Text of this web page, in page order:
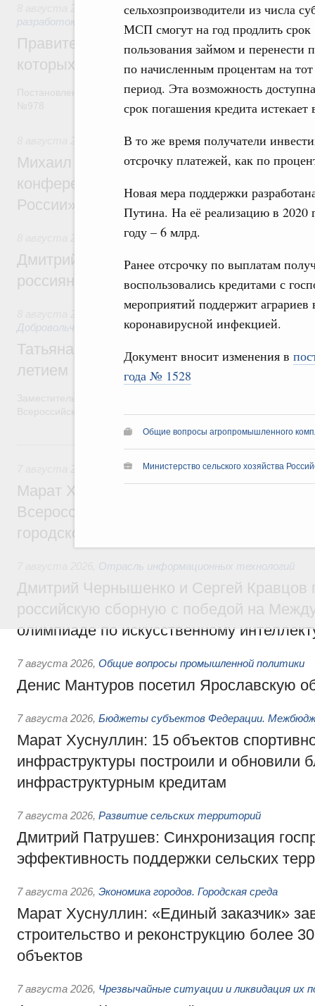
сельхозпроизводители из числа
МСП смогут на год продлить срок
пользования займом и перенести
по начисленным процентам на
период. Эта возможность
срок погашения кредита истекает
В то же время получатели
отсрочку платежей, как по
Новая мера поддержки
Путина. На её реализацию в 2020
году – 6 млрд.
Ранее отсрочку по выплатам
воспользовались кредитами с
мероприятий поддержит
коронавирусной инфекцией.
Документ вносит изменения в
года № 1528
Общие вопросы агропромышленного
Министерство сельского хозяйства
Государственная политика в сфере
разработок
Правительство расширило перечень
которых освобождаются от НДФЛ
Постановление от 5 августа 2026 года
Отрасль информационных технологий
Михаил Мишустин дал поручения по
конференции «Цифровая индустрия
России»
Спорт высших достижений и массовый
Дмитрий Чернышенко и Михаил
россиян с Днём физкультурника
Социальные инновации. Некоммерческие
Добровольчество и волонтёрство. Благотворительность
Татьяна Голикова поздравила
летием
7 августа, пятница
Экономика городов. Городская среда
Марат Хуснуллин провёл заседание
Всероссийского конкурса лучших
городской среды
Отрасль информационных технологий
Дмитрий Чернышенко и Сергей Кравцов
российскую сборную с победой на
олимпиаде по искусственному
7 августа 2026, Общие вопросы промышленной политики
Денис Мантуров посетил Ярославскую
7 августа 2026, Бюджеты субъектов Федерации.
Марат Хуснуллин: 15 объектов
инфраструктуры построили и обновили
инфраструктурным кредитам
7 августа 2026, Развитие сельских территорий
Дмитрий Патрушев: Синхронизация
эффективность поддержки сельских
7 августа 2026, Экономика городов. Городская среда
Марат Хуснуллин: «Единый заказчик»
строительство и реконструкцию более
объектов
7 августа 2026, Чрезвычайные ситуации и ликвидация их